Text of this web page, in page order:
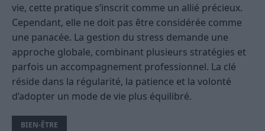
vie, cette pratique s’inscrit comme un allié précieux.
Cependant, elle ne doit pas être considérée comme
une panacée. La gestion du stress demande une
approche globale, combinant plusieurs stratégies et
parfois un accompagnement professionnel. La clé
réside dans la régularité, la patience et la volonté
d’adopter un mode de vie plus équilibré.
BIEN-ÊTRE